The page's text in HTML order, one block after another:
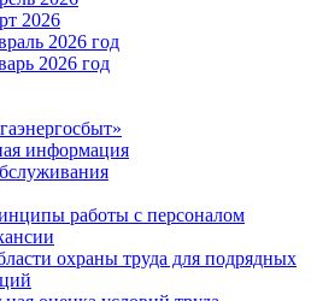
2026
2026 год
2026 год
информация
работы с персоналом
охраны труда для подрядных